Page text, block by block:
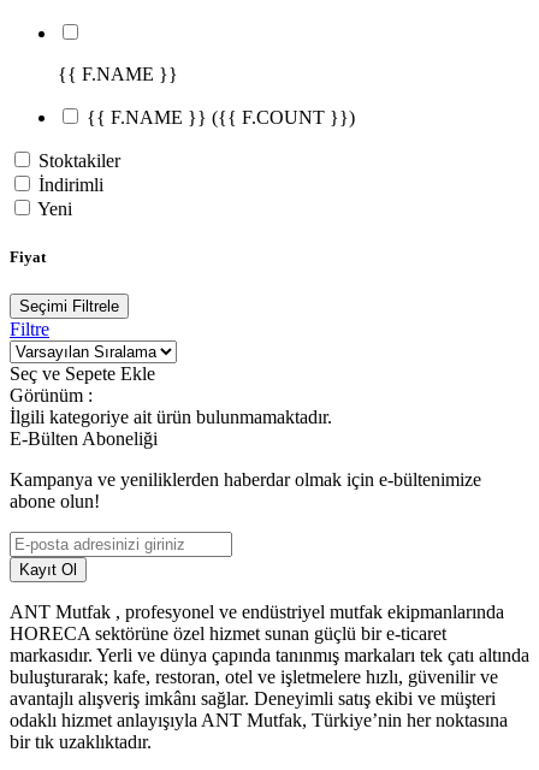
{{ F.NAME }}
{{ F.NAME }} ({{ F.COUNT }})
Stoktakiler
İndirimli
Yeni
Fiyat
Seçimi Filtrele
Filtre
Seç ve Sepete Ekle
Görünüm :
İlgili kategoriye ait ürün bulunmamaktadır.
E-Bülten Aboneliği
Kampanya ve yeniliklerden haberdar olmak için e-bültenimize
abone olun!
Kayıt Ol
ANT Mutfak , profesyonel ve endüstriyel mutfak ekipmanlarında
HORECA sektörüne özel hizmet sunan güçlü bir e-ticaret
markasıdır. Yerli ve dünya çapında tanınmış markaları tek çatı altında
buluşturarak; kafe, restoran, otel ve işletmelere hızlı, güvenilir ve
avantajlı alışveriş imkânı sağlar. Deneyimli satış ekibi ve müşteri
odaklı hizmet anlayışıyla ANT Mutfak, Türkiye’nin her noktasına
bir tık uzaklıktadır.